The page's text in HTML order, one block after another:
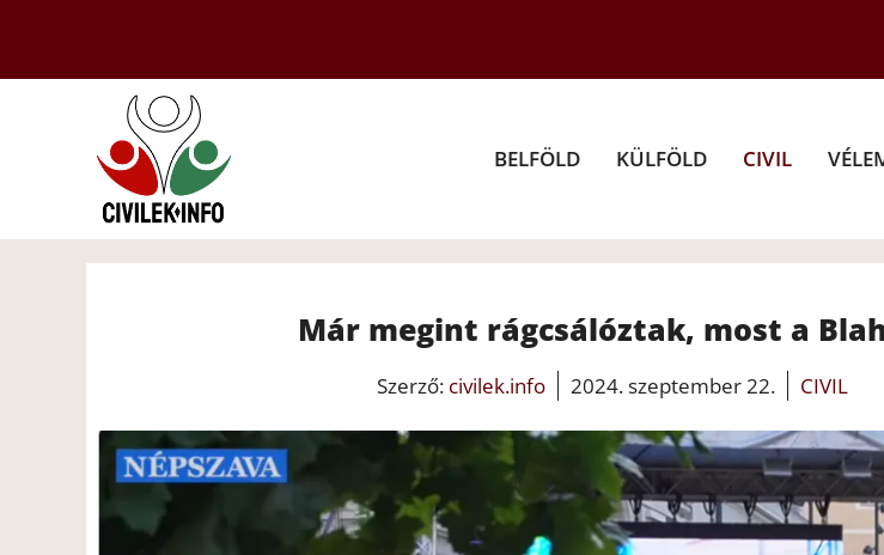
tartalomba
BELFÖLD KÜLFÖLD CIVIL
Már megint rágcsálóztak, most a
Szerző: civilek.info 2024. szeptember 22. CIVIL